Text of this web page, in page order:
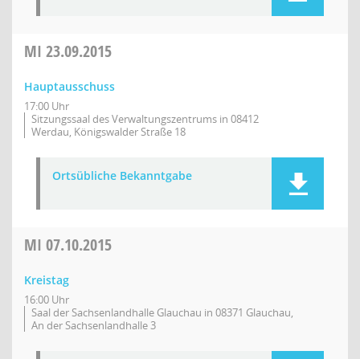
MI 23.09.2015
Hauptausschuss
17:00 Uhr
Sitzungssaal des Verwaltungszentrums in 08412
Werdau, Königswalder Straße 18
Ortsübliche Bekanntgabe
MI 07.10.2015
Kreistag
16:00 Uhr
Saal der Sachsenlandhalle Glauchau in 08371 Glauchau,
An der Sachsenlandhalle 3